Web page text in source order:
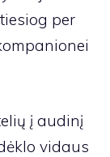
per
į audinį
vidaus